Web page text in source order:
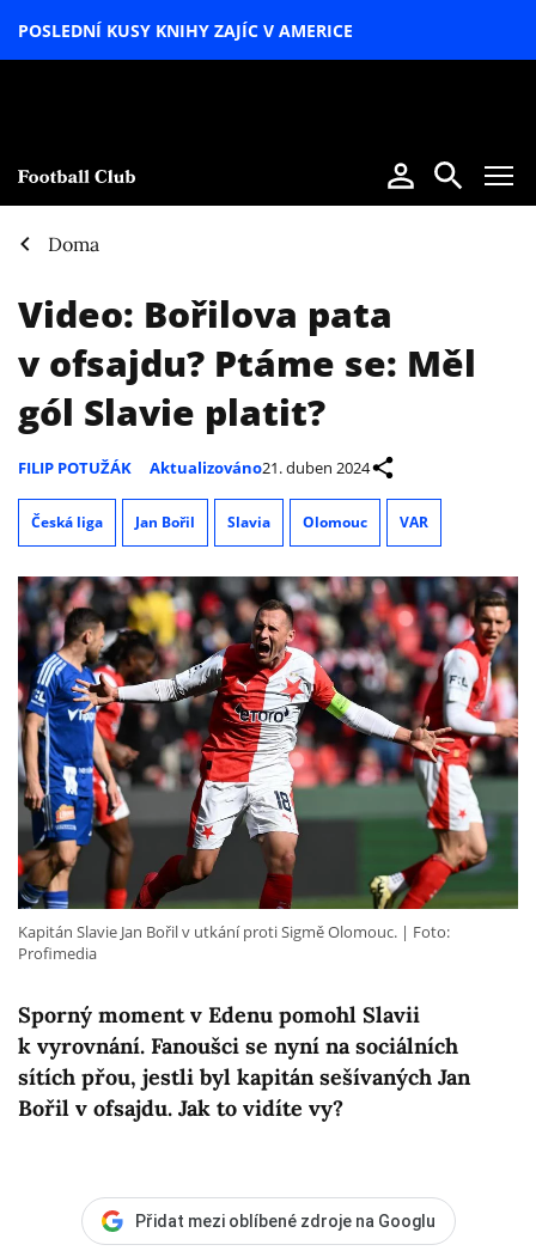
POSLEDNÍ KUSY KNIHY ZAJÍC V AMERICE
Doma
Video: Bořilova pata
v ofsajdu? Ptáme se: Měl
gól Slavie platit?
FILIP POTUŽÁK Aktualizováno21. duben 2024
Česká liga Jan Bořil Slavia Olomouc VAR
Sporný moment v Edenu pomohl Slavii
k vyrovnání. Fanoušci se nyní na sociálních
sítích přou, jestli byl kapitán sešívaných Jan
Bořil v ofsajdu. Jak to vidíte vy?
Kapitán Slavie Jan Bořil v utkání proti Sigmě Olomouc.
Foto:
Profimedia
Přidat mezi oblíbené zdroje na Googlu